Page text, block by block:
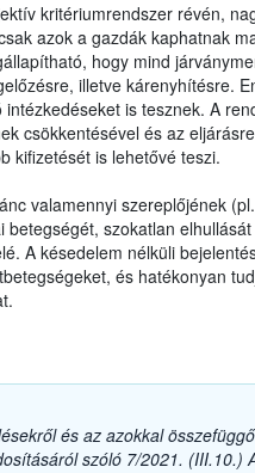
kritériumrendszer révén,
azok a gazdák kaphatnak
hogy mind
illetve kárenyhítésre.
is tesznek. A
csökkentésével és az
kifizetését is lehetővé teszi.
valamennyi szereplőjének
szokatlan
A késedelem nélküli
és hatékonyan
és az azokkal
szóló 7/2021. (III.10.)